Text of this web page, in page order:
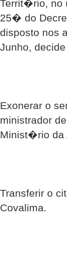
Territ�rio, no
25� do
disposto nos
Junho, decide
Exonerar o
ministrador
Minist�rio da
Transferir o
Covalima.